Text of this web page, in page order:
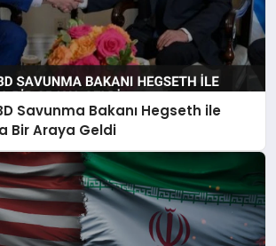
Savunma Bakanı Hegseth ile
Bir Araya Geldi